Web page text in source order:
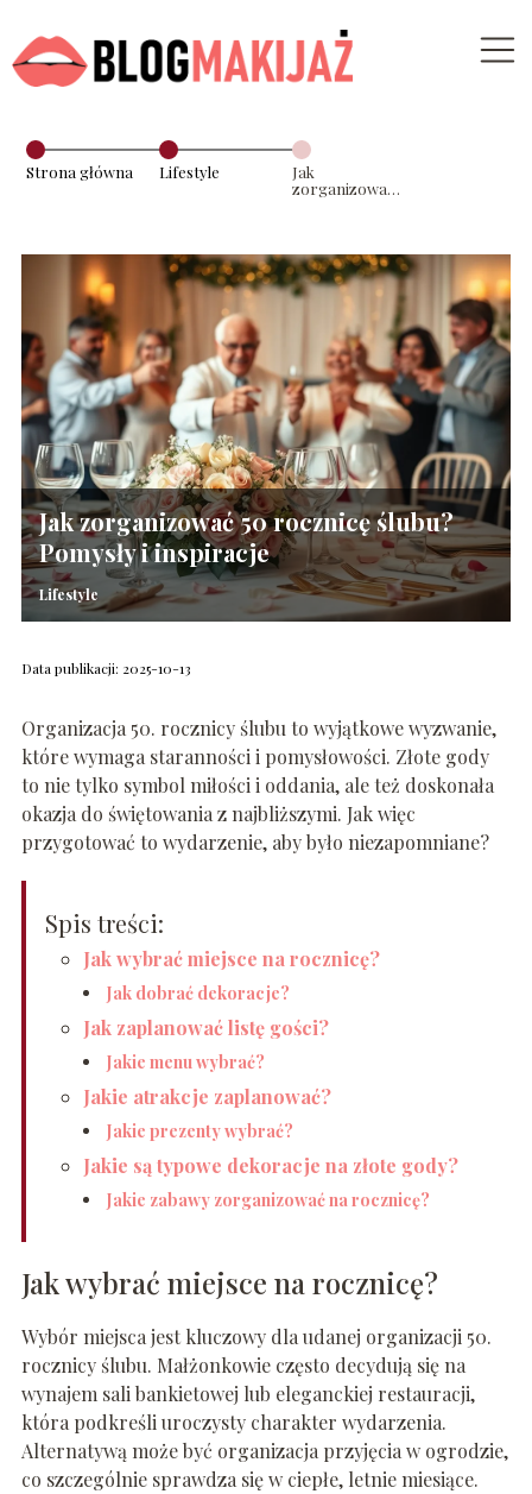
Strona główna Lifestyle
Jak
zorganizować
Jak zorganizować 50 rocznicę ślubu?
Pomysły i inspiracje
Lifestyle
Data publikacji: 2025-10-13
Organizacja 50. rocznicy ślubu to wyjątkowe wyzwanie,
które wymaga staranności i pomysłowości. Złote gody
to nie tylko symbol miłości i oddania, ale też doskonała
okazja do świętowania z najbliższymi. Jak więc
przygotować to wydarzenie, aby było niezapomniane?
Spis treści:
Jak wybrać miejsce na rocznicę?
Jak dobrać dekoracje?
Jak zaplanować listę gości?
Jakie menu wybrać?
Jakie atrakcje zaplanować?
Jakie prezenty wybrać?
Jakie są typowe dekoracje na złote gody?
Jakie zabawy zorganizować na rocznicę?
Jak wybrać miejsce na rocznicę?
Wybór miejsca jest kluczowy dla udanej organizacji 50.
rocznicy ślubu. Małżonkowie często decydują się na
wynajem sali bankietowej lub eleganckiej restauracji,
która podkreśli uroczysty charakter wydarzenia.
Alternatywą może być organizacja przyjęcia w ogrodzie,
co szczególnie sprawdza się w ciepłe, letnie miesiące.